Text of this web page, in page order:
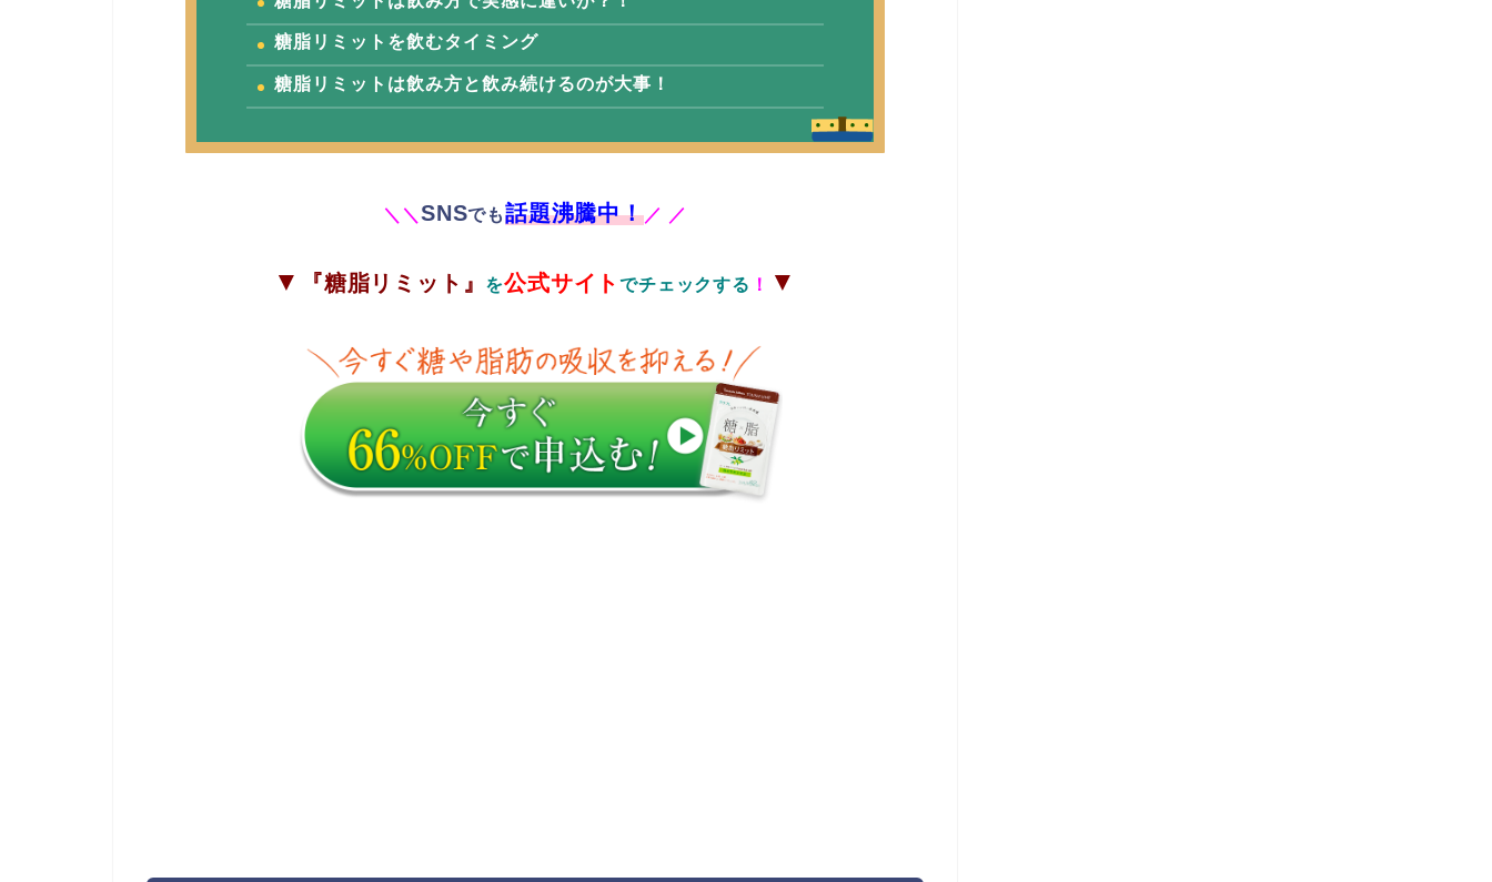
糖脂リミットを飲むタイミング
糖脂リミットは飲み方と飲み続けるのが大事！
＼ ＼SNSでも話題沸騰中！／ ／
▼ 『糖脂リミット』 を公式サイトでチェックする ！ ▼